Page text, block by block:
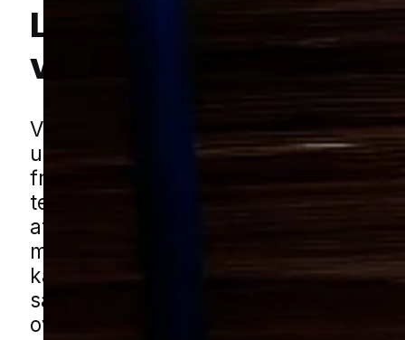
Lokal bekæmpelse
væggelus
Væggelus er et problem, som hurtigt
udvikle sig, hvis det ikke bliver taget
fra start. De kan sprede sig mellem
tekstiler og bagage, og derfor oplever
at problemet føles svært at få overblik
mindre bysamfund med blandede
kan det være ekstra vigtigt at reagere
så angrebet ikke får lov at brede sig i
over længere tid.